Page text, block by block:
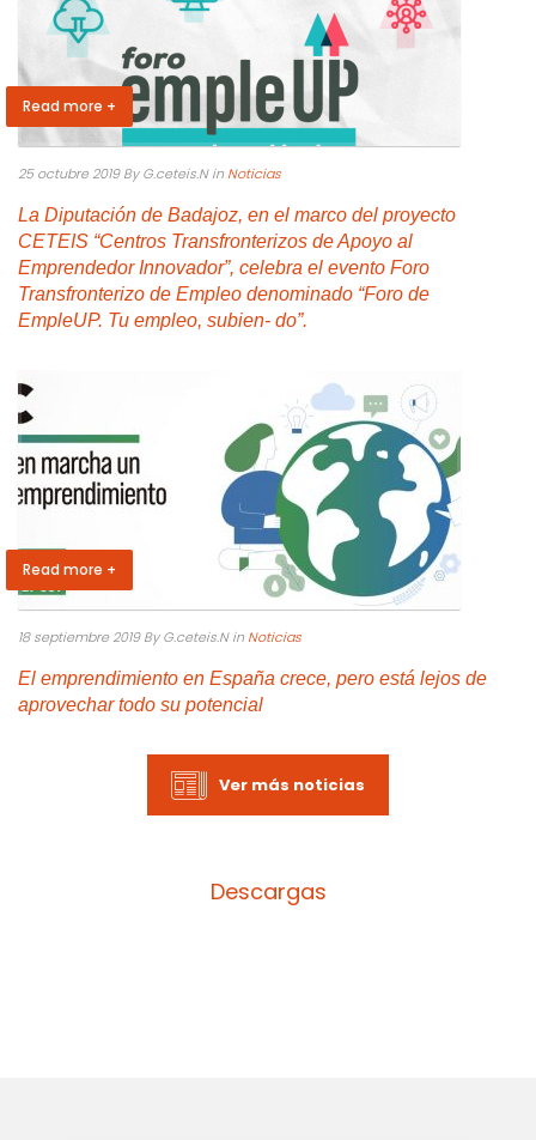
Read more +
25 octubre 2019 By G.ceteis.N in Noticias
La Diputación de Badajoz, en el marco del proyecto
CETEIS “Centros Transfronterizos de Apoyo al
Emprendedor Innovador”, celebra el evento Foro
Transfronterizo de Empleo denominado “Foro de
EmpleUP. Tu empleo, subien- do”.
Read more +
18 septiembre 2019 By G.ceteis.N in Noticias
El emprendimiento en España crece, pero está lejos de
aprovechar todo su potencial
Ver más noticias
Descargas